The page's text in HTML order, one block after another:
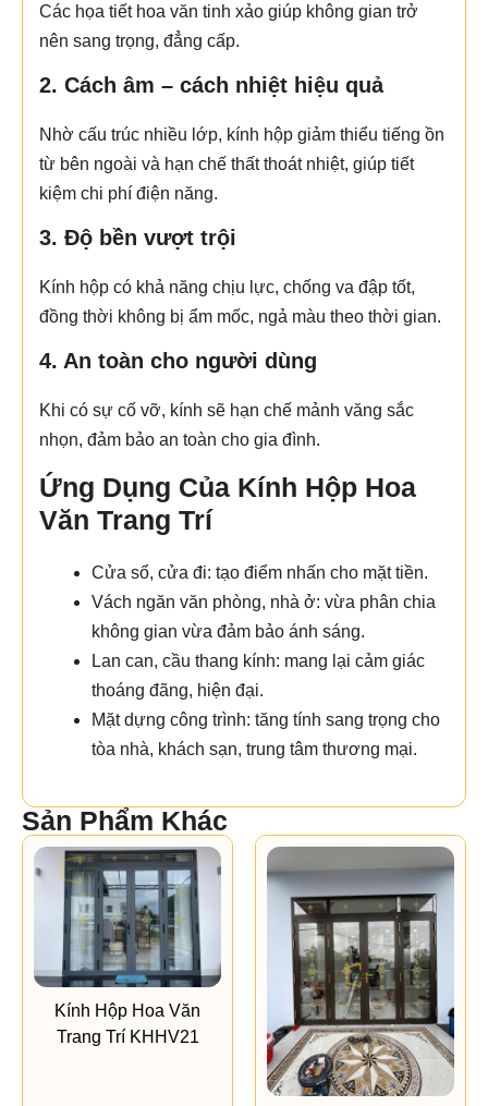
Các họa tiết hoa văn tinh xảo giúp không gian trở
nên sang trọng, đẳng cấp.
2. Cách âm – cách nhiệt hiệu quả
Nhờ cấu trúc nhiều lớp, kính hộp giảm thiểu tiếng ồn
từ bên ngoài và hạn chế thất thoát nhiệt, giúp tiết
kiệm chi phí điện năng.
3. Độ bền vượt trội
Kính hộp có khả năng chịu lực, chống va đập tốt,
đồng thời không bị ẩm mốc, ngả màu theo thời gian.
4. An toàn cho người dùng
Khi có sự cố vỡ, kính sẽ hạn chế mảnh văng sắc
nhọn, đảm bảo an toàn cho gia đình.
Ứng Dụng Của Kính Hộp Hoa
Văn Trang Trí
Cửa sổ, cửa đi: tạo điểm nhấn cho mặt tiền.
Vách ngăn văn phòng, nhà ở: vừa phân chia
không gian vừa đảm bảo ánh sáng.
Lan can, cầu thang kính: mang lại cảm giác
thoáng đãng, hiện đại.
Mặt dựng công trình: tăng tính sang trọng cho
tòa nhà, khách sạn, trung tâm thương mại.
Sản Phẩm Khác
Kính Hộp Hoa Văn
Trang Trí KHHV21